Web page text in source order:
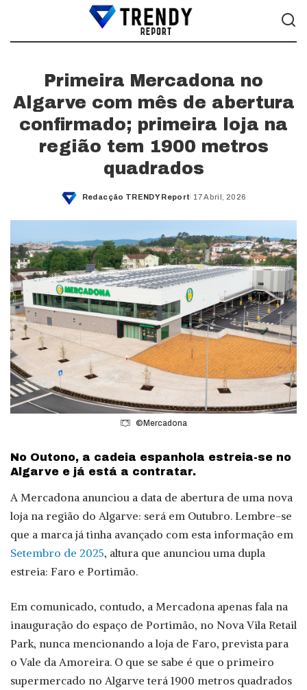
Primeira Mercadona no
Algarve com mês de abertura
confirmado; primeira loja na
região tem 1900 metros
quadrados
Posted
Redacção TRENDY Report 17 Abril, 2026
©Mercadona
No Outono, a cadeia espanhola estreia-se no
Algarve e já está a contratar.
A Mercadona anunciou a data de abertura de uma nova
loja na região do Algarve: será em Outubro. Lembre-se
que a marca já tinha avançado com esta informação em
Setembro de 2025, altura que anunciou uma dupla
estreia: Faro e Portimão.
Em comunicado, contudo, a Mercadona apenas fala na
inauguração do espaço de Portimão, no Nova Vila Retail
Park, nunca mencionando a loja de Faro, prevista para
o Vale da Amoreira. O que se sabe é que o primeiro
supermercado no Algarve terá 1900 metros quadrados